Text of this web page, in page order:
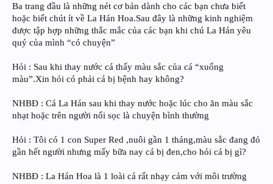
Ba trang đầu là những nét cơ bản dành cho các bạn chưa biết
hoặc biết chút ít về La Hán Hoa.Sau đây là những kinh nghiệm
được tập hợp những thắc mắc của các bạn khi chú La Hán yêu
quý của mình “có chuyện”
Hỏi : Sau khi thay nước cá thấy màu sắc của cá “xuống
màu”.Xin hỏi có phải cá bị bệnh hay không?
NHBĐ : Cá La Hán sau khi thay nước hoặc lúc cho ăn màu sắc
nhạt hoặc trên người nổi sọc là chuyện bình thường
Hỏi : Tôi có 1 con Super Red ,nuôi gần 1 tháng,màu sắc đang đỏ
gần hết người nhưng mấy bữa nay cá bị đen,cho hỏi cá bị gì?
NHBĐ : La Hán Hoa là 1 loài cá rất nhạy cảm với môi trường